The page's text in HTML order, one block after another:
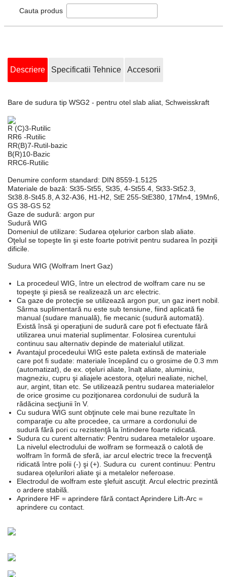
Cauta produs
Descriere Specificatii Tehnice Accesorii
Bare de sudura tip WSG2 - pentru otel slab aliat, Schweisskraft
R (C)3-Rutilic
RR6 -Rutilic
RR(B)7-Rutil-bazic
B(R)10-Bazic
RRC6-Rutilic
Denumire conform standard: DIN 8559-1.5125
Materiale de bază: St35-St55, St35, 4-St55.4, St33-St52.3,
St38.8-St45.8, A 32-A36, H1-H2, StE 255-StE380, 17Mn4, 19Mn6,
GS 38-GS 52
Gaze de sudură: argon pur
Sudură WIG
Domeniul de utilizare: Sudarea oţelurior carbon slab aliate.
Oţelul se topeşte lin şi este foarte potrivit pentru sudarea în poziţii
dificile.
Sudura WIG (Wolfram Inert Gaz)
La procedeul WIG, între un electrod de wolfram care nu se
topeşte şi piesă se realizează un arc electric.
Ca gaze de protecţie se utilizează argon pur, un gaz inert nobil.
Sârma suplimentară nu este sub tensiune, fiind aplicată fie
manual (sudare manuală), fie mecanic (sudură automată).
Există însă şi operaţiuni de sudură care pot fi efectuate fără
utilizarea unui material suplimentar. Folosirea curentului
continuu sau alternativ depinde de materialul utilizat.
Avantajul procedeului WIG este paleta extinsă de materiale
care pot fi sudate: materiale începând cu o grosime de 0.3 mm
(automatizat), de ex. oţeluri aliate, înalt aliate, aluminiu,
magneziu, cupru şi aliajele acestora, oţeluri nealiate, nichel,
aur, argint, titan etc. Se utilizează pentru sudarea materialelor
de orice grosime cu poziţionarea cordonului de sudură la
rădăcina secţiunii în V.
Cu sudura WIG sunt obţinute cele mai bune rezultate în
comparaţie cu alte procedee, ca urmare a cordonului de
sudură fără pori cu rezistenţă la întindere foarte ridicată.
Sudura cu curent alternativ: Pentru sudarea metalelor uşoare.
La nivelul electrodului de wolfram se formează o calotă de
wolfram în formă de sferă, iar arcul electric trece la frecvenţă
ridicată între polii (-) şi (+). Sudura cu curent continuu: Pentru
sudarea oţelurilori aliate şi a metalelor neferoase.
Electrodul de wolfram este şlefuit ascuţit. Arcul electric prezintă
o ardere stabilă.
Aprindere HF = aprindere fără contact Aprindere Lift-Arc =
aprindere cu contact.